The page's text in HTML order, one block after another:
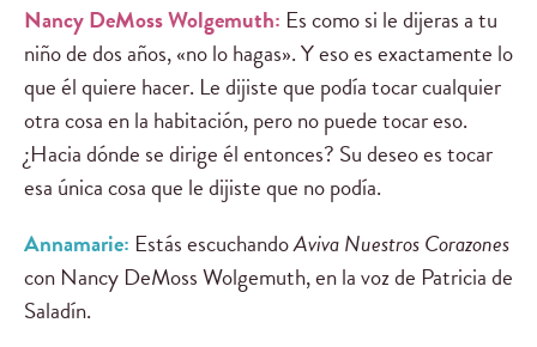
Nancy DeMoss Wolgemuth: Es como si le dijeras a tu
niño de dos años, «no lo hagas». Y eso es exactamente lo
que él quiere hacer. Le dijiste que podía tocar cualquier
otra cosa en la habitación, pero no puede tocar eso.
¿Hacia dónde se dirige él entonces? Su deseo es tocar
esa única cosa que le dijiste que no podía.
Annamarie: Estás escuchandoAviva Nuestros Corazones
con Nancy DeMoss Wolgemuth, en la voz de Patricia de
Saladín.